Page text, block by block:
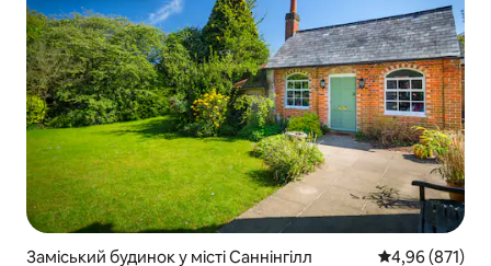
Заміський будинок у місті Саннінгілл Середня
4,96 (871)